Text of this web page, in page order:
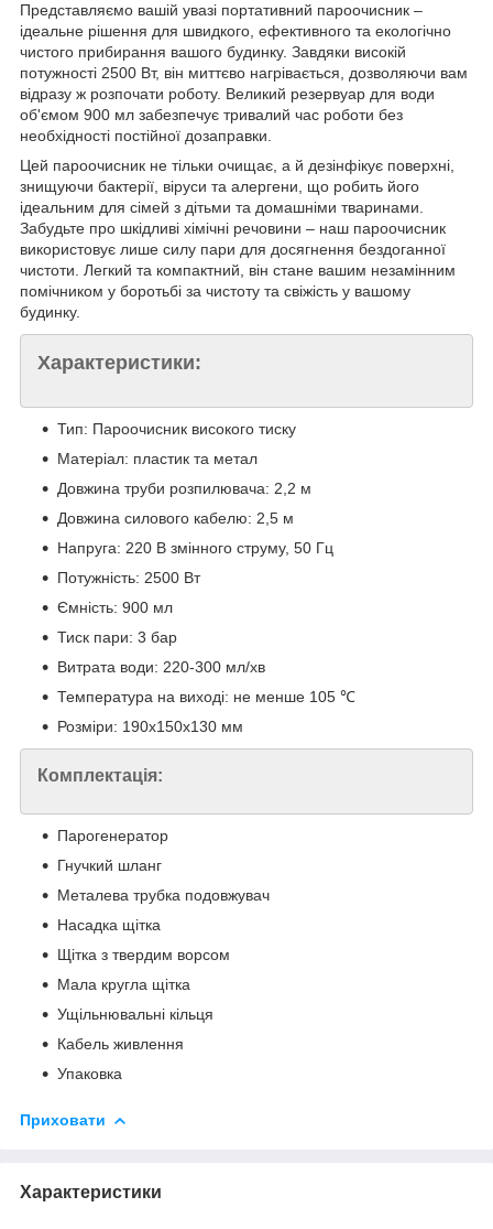
Представляємо вашій увазі портативний пароочисник –
ідеальне рішення для швидкого, ефективного та екологічно
чистого прибирання вашого будинку. Завдяки високій
потужності 2500 Вт, він миттєво нагрівається, дозволяючи вам
відразу ж розпочати роботу. Великий резервуар для води
об'ємом 900 мл забезпечує тривалий час роботи без
необхідності постійної дозаправки.
Цей пароочисник не тільки очищає, а й дезінфікує поверхні,
знищуючи бактерії, віруси та алергени, що робить його
ідеальним для сімей з дітьми та домашніми тваринами.
Забудьте про шкідливі хімічні речовини – наш пароочисник
використовує лише силу пари для досягнення бездоганної
чистоти. Легкий та компактний, він стане вашим незамінним
помічником у боротьбі за чистоту та свіжість у вашому
будинку.
Характеристики:
Тип: Пароочисник високого тиску
Матеріал: пластик та метал
Довжина труби розпилювача: 2,2 м
Довжина силового кабелю: 2,5 м
Напруга: 220 В змінного струму, 50 Гц
Потужність: 2500 Вт
Ємність: 900 мл
Тиск пари: 3 бар
Витрата води: 220-300 мл/хв
Температура на виході: не менше 105 ℃
Розміри: 190x150x130 мм
Комплектація:
Парогенератор
Гнучкий шланг
Металева трубка подовжувач
Насадка щітка
Щітка з твердим ворсом
Мала кругла щітка
Ущільнювальні кільця
Кабель живлення
Упаковка
Приховати
Характеристики